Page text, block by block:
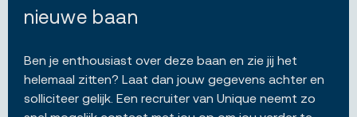
nieuwe baan
Ben je enthousiast over deze baan en zie jij het
helemaal zitten? Laat dan jouw gegevens achter en
solliciteer gelijk. Een recruiter van Unique neemt zo